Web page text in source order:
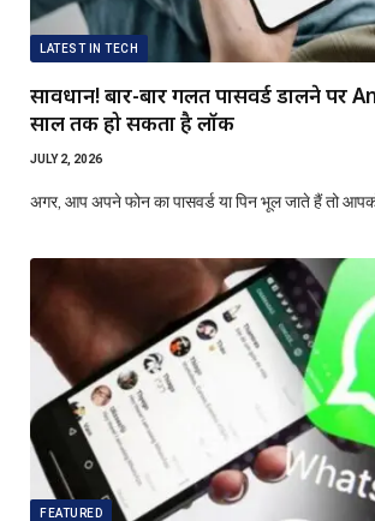
LATEST IN TECH
सावधान! बार-बार गलत पासवर्ड डालने पर
साल तक हो सकता है लॉक
JULY 2, 2026
अगर, आप अपने फोन का पासवर्ड या पिन भूल जाते हैं तो
FEATURED